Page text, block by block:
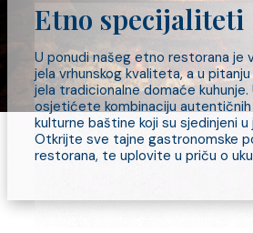
Etno specijaliteti
U ponudi našeg etno restorana je
jela vrhunskog kvaliteta, a u
jela tradicionalne domaće kuhunje.
osjetićete kombinaciju
kulturne baštine koji su sjedinjeni u
Otkrijte sve tajne gastronomske
restorana, te uplovite u priču o